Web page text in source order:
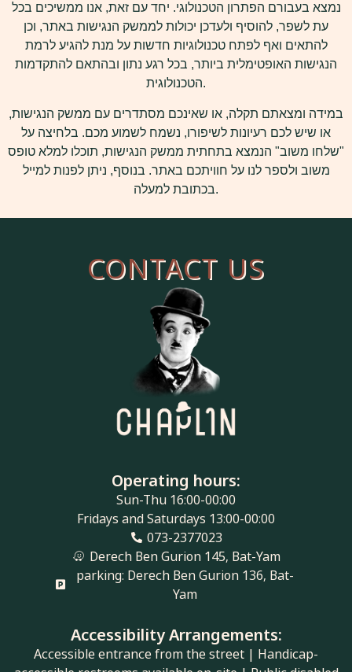
נמצא בעבורם הפתרון הטכנולוגי. יחד עם זאת, אנו ממשיכים בכל
עת לשפר, להוסיף ולעדכן יכולות לממשק הנגישות באתר, וכן
להתאים ואף לפתח טכנולוגיות חדשות על מנת להגיע לרמת
הנגישות האופטימלית ביותר, בכל רגע נתון ובהתאם להתקדמות
הטכנולוגית.
במידה ומצאתם תקלה, או שאינכם מסתדרים עם ממשק הנגישות,
או שיש לכם רעיונות לשיפורו, נשמח לשמוע מכם. בלחיצה על
"שלחו משוב" הנמצא בתחתית ממשק הנגישות, תוכלו למלא טופס
משוב ולספר לנו על חוויתכם באתר. בנוסף, ניתן לפנות למייל
בכתובת למעלה.
Operating hours:
Sun-Thu 16:00-00:00
Fridays and Saturdays 13:00-00:00
073-2377023
Derech Ben Gurion 145, Bat-Yam
parking: Derech Ben Gurion 136, Bat-
Yam
CONTACT US
Accessibility Arrangements:
Accessible entrance from the street | Handicap-